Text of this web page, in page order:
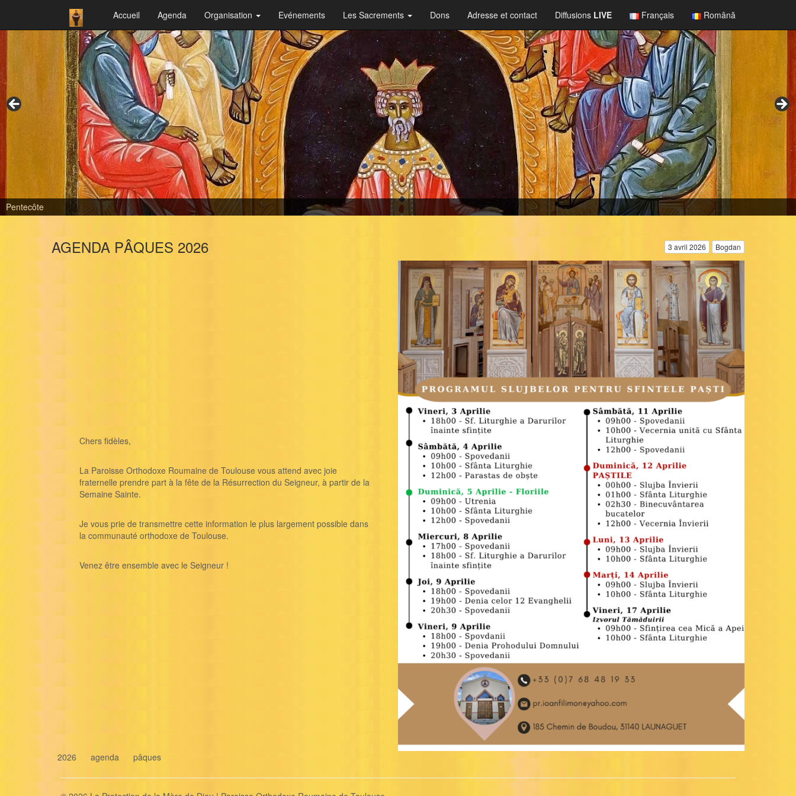
Accueil Agenda Organisation Evénements Les Sacrements Dons Adresse et contact Diffusions LIVE Français Română
Pentecôte
3 avril 2026 Bogdan
AGENDA PÂQUES 2026
Chers fidèles,
La Paroisse Orthodoxe Roumaine de Toulouse vous attend avec joie
fraternelle prendre part à la fête de la Résurrection du Seigneur, à partir de la
Semaine Sainte.
Je vous prie de transmettre cette information le plus largement possible dans
la communauté orthodoxe de Toulouse.
Venez être ensemble avec le Seigneur !
2026 agenda pâques